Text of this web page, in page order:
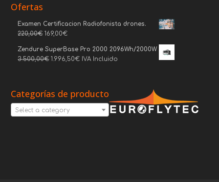
Ofertas
Examen Certificacion Radiofonista drones.
220,00€ 169,00€
Zendure SuperBase Pro 2000 2096Wh/2000W
3.500,00€ 1.996,50€ IVA Incluido
Categorías de producto
Select a category